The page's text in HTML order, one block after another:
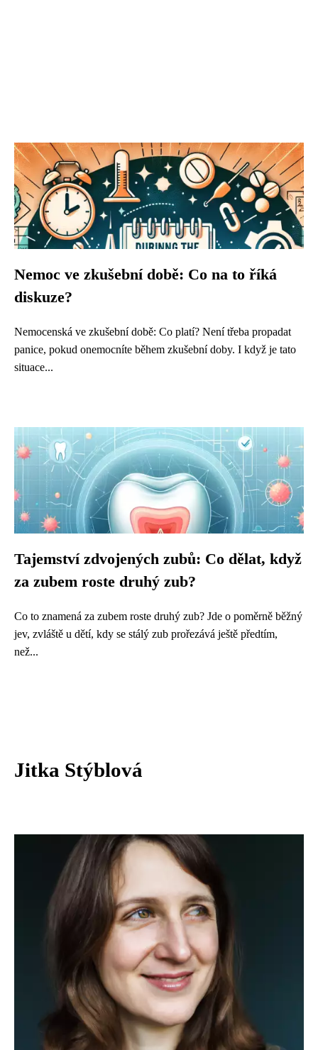
Nemoc ve zkušební době: Co na to říká
diskuze?
Nemocenská ve zkušební době: Co platí? Není třeba propadat
panice, pokud onemocníte během zkušební doby. I když je tato
situace...
Tajemství zdvojených zubů: Co dělat, když
za zubem roste druhý zub?
Co to znamená za zubem roste druhý zub? Jde o poměrně běžný
jev, zvláště u dětí, kdy se stálý zub prořezává ještě předtím,
než...
Jitka Stýblová